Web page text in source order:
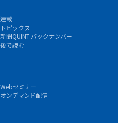
連載
トピックス
新聞QUINT バックナンバー
後で読む
Webセミナー
オンデマンド配信